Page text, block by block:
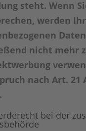
steht. Wenn
werden
Daten
nicht mehr
nach Art. 21
bei der